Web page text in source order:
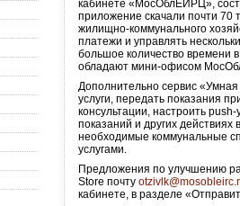
кабинете «МосОблЕИРЦ»,
приложение скачали почти 70
жилищно-коммунального
платежи и управлять
большое количество времени
обладают мини-офисом
Дополнительно сервис
услуги, передать показания
консультации, настроить
показаний и других действиях
необходимые коммунальные
услугами.
Предложения по улучшению
Store почту
кабинете, в разделе